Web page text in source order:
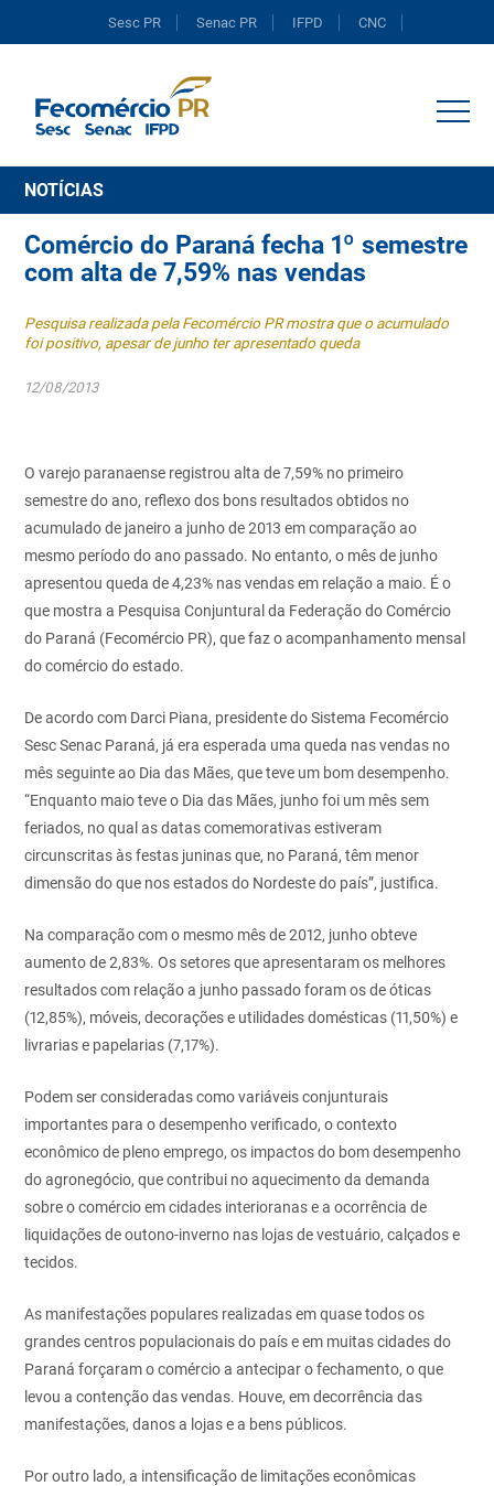
Sesc PR Senac PR IFPD CNC
NOTÍCIAS
Comércio do Paraná fecha 1º semestre
com alta de 7,59% nas vendas
Pesquisa realizada pela Fecomércio PR mostra que o acumulado
foi positivo, apesar de junho ter apresentado queda
12/08/2013
O varejo paranaense registrou alta de 7,59% no primeiro
semestre do ano, reflexo dos bons resultados obtidos no
acumulado de janeiro a junho de 2013 em comparação ao
mesmo período do ano passado. No entanto, o mês de junho
apresentou queda de 4,23% nas vendas em relação a maio. É o
que mostra a Pesquisa Conjuntural da Federação do Comércio
do Paraná (Fecomércio PR), que faz o acompanhamento mensal
do comércio do estado.
De acordo com Darci Piana, presidente do Sistema Fecomércio
Sesc Senac Paraná, já era esperada uma queda nas vendas no
mês seguinte ao Dia das Mães, que teve um bom desempenho.
“Enquanto maio teve o Dia das Mães, junho foi um mês sem
feriados, no qual as datas comemorativas estiveram
circunscritas às festas juninas que, no Paraná, têm menor
dimensão do que nos estados do Nordeste do país”, justifica.
Na comparação com o mesmo mês de 2012, junho obteve
aumento de 2,83%. Os setores que apresentaram os melhores
resultados com relação a junho passado foram os de óticas
(12,85%), móveis, decorações e utilidades domésticas (11,50%) e
livrarias e papelarias (7,17%).
Podem ser consideradas como variáveis conjunturais
importantes para o desempenho verificado, o contexto
econômico de pleno emprego, os impactos do bom desempenho
do agronegócio, que contribui no aquecimento da demanda
sobre o comércio em cidades interioranas e a ocorrência de
liquidações de outono-inverno nas lojas de vestuário, calçados e
tecidos.
As manifestações populares realizadas em quase todos os
grandes centros populacionais do país e em muitas cidades do
Paraná forçaram o comércio a antecipar o fechamento, o que
levou a contenção das vendas. Houve, em decorrência das
manifestações, danos a lojas e a bens públicos.
Por outro lado, a intensificação de limitações econômicas